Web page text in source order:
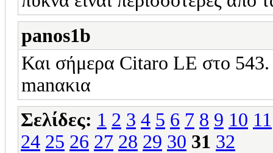
panos1b
Και σήμερα Citaro LE στο
manακια
Σελίδες: 1 2 3 4 5 6 7 8 9 10 11
24 25 26 27 28 29 30 31 32